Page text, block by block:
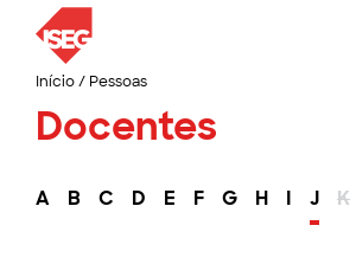
Início/ Pessoas
Docentes
A B C D E F G H I J K